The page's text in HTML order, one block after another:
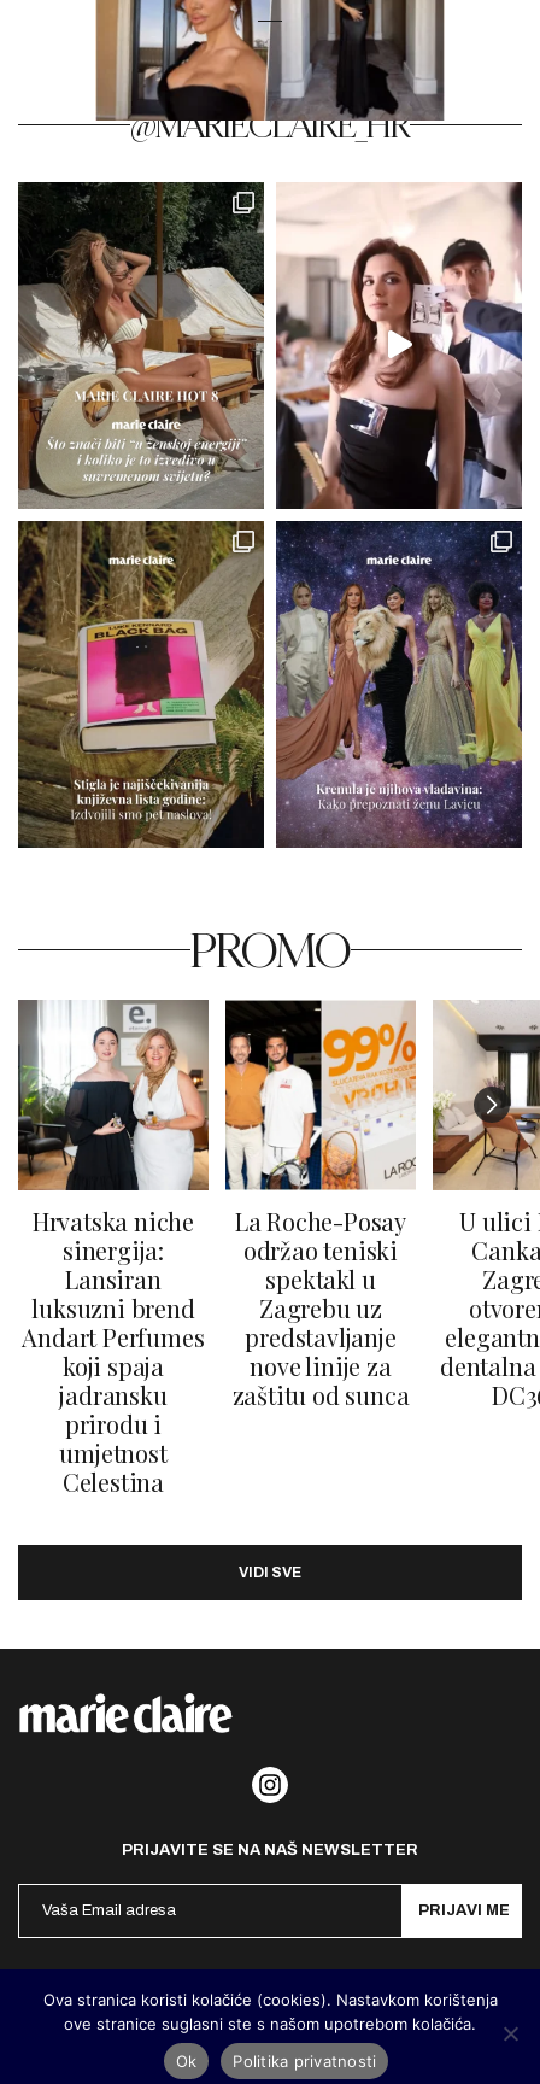
@MARIECLAIRE_HR
PROMO
Hrvatska niche
sinergija:
Lansiran
luksuzni brend
Andart Perfumes
koji spaja
jadransku
prirodu i
umjetnost
Celestina
La Roche-Posay
održao teniski
spektakl u
Zagrebu uz
predstavljanje
nove linije za
zaštitu od sunca
U ulici
VIDI SVE
PRIJAVITE SE NA NAŠ NEWSLETTER
PRIJAVI ME
MarieClaire Hrvatska 2026. Designed and developed by Cubes
Ova stranica koristi kolačiće (cookies). Nastavkom korištenja
ove stranice suglasni ste s našom upotrebom kolačića.
Ok
Politika privatnosti